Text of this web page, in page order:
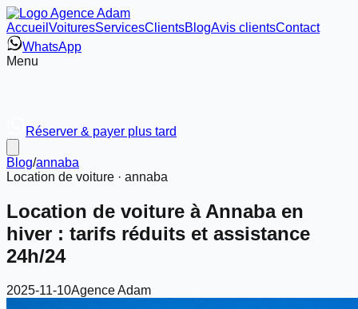
Accueil VoituresServicesClientsBlogAvis clientsContact
WhatsApp
Menu
Réserver & payer plus tard
Blog/annaba
Location de voiture · annaba
Location de voiture à Annaba en
hiver : tarifs réduits et assistance
24h/24
2025-11-10Agence Adam